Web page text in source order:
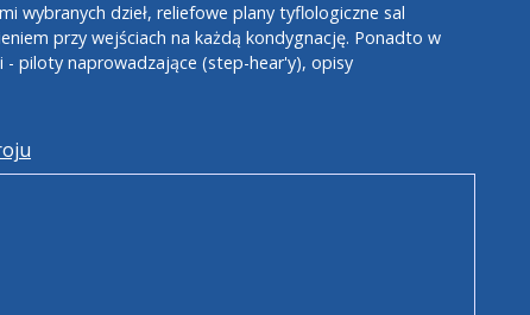
wybranych dzieł, reliefowe plany tyflologiczne sal
przy wejściach na każdą kondygnację. Ponadto w
- piloty naprowadzające (step-hear'y), opisy